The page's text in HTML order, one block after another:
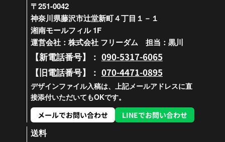
〒251-0042
神奈川県藤沢市辻堂新町４丁目１－１
湘南モールフィル 1F
運営会社：株式会社 フリーダム 担当：黒川
【新電話番号】： 090-5317-6065
【旧電話番号】： 070-4471-0895
デザインファイル入稿は、上記メールアドレスに直
接添付いただいてもOKです。
メールでお問い合わせ
LINEでお問い合わせ
送料